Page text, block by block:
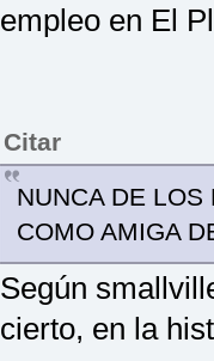
empleo en El
Citar
NUNCA DE LOS
COMO AMIGA
Según
cierto, en la